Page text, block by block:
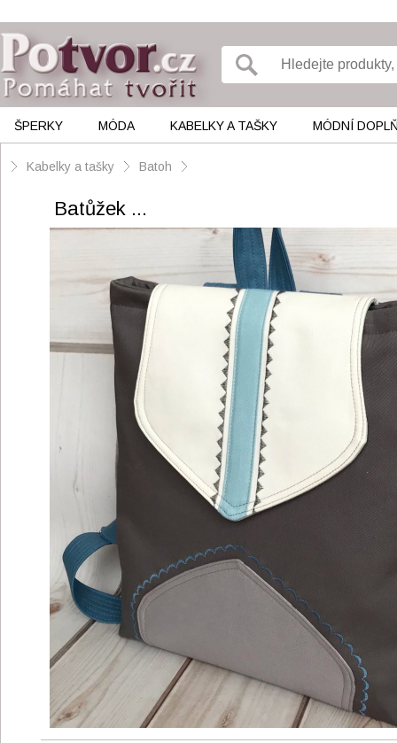
ŠPERKY MÓDA KABELKY A TAŠKY MÓDNÍ
Kabelky a tašky Batoh
Batůžek ...